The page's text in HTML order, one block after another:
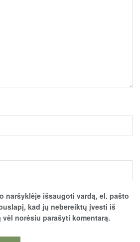
naršyklėje išsaugoti vardą, el. pašto
kad jų nebereiktų įvesti iš
norėsiu parašyti komentarą.